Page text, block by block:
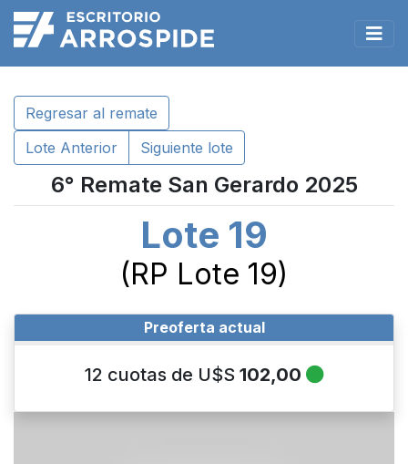
Regresar al remate
Lote Anterior
Siguiente lote
6° Remate San Gerardo 2025
Lote 19
(RP Lote 19)
Preoferta actual
12 cuotas de U$S 102,00